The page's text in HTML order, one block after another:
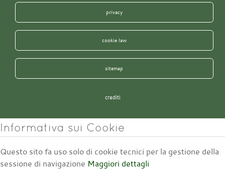
privacy
cookie law
sitemap
crediti
Informativa sui Cookie
Questo sito fa uso solo di cookie tecnici per la gestione della
sessione di navigazione Maggiori dettagli